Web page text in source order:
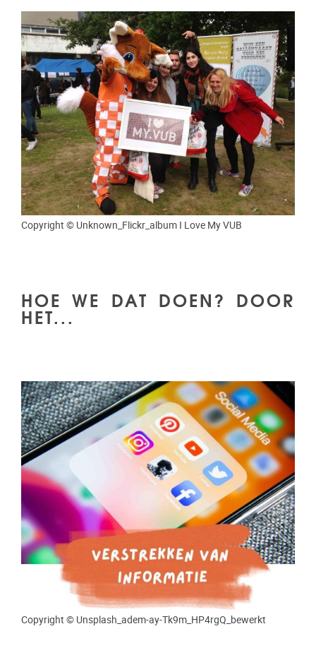
Copyright © Unknown_Flickr_album I Love My VUB
HOE WE DAT DOEN? DOOR
HET...
Copyright © Unsplash_adem-ay-Tk9m_HP4rgQ_bewerkt